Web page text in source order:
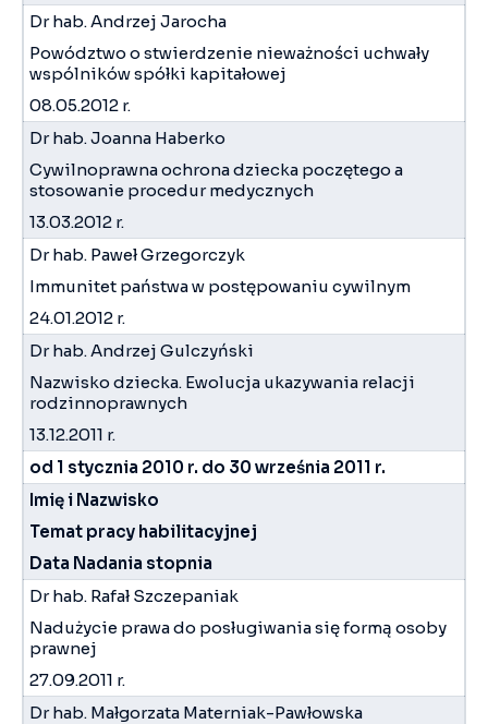
Dr hab. Andrzej Jarocha
Powództwo o stwierdzenie nieważności uchwały
wspólników spółki kapitałowej
08.05.2012 r.
Dr hab. Joanna Haberko
Cywilnoprawna ochrona dziecka poczętego a
stosowanie procedur medycznych
13.03.2012 r.
Dr hab. Paweł Grzegorczyk
Immunitet państwa w postępowaniu cywilnym
24.01.2012 r.
Dr hab. Andrzej Gulczyński
Nazwisko dziecka. Ewolucja ukazywania relacji
rodzinnoprawnych
13.12.2011 r.
od 1 stycznia 2010 r. do 30 września 2011 r.
Imię i Nazwisko
Temat pracy habilitacyjnej
Data Nadania stopnia
Dr hab. Rafał Szczepaniak
Nadużycie prawa do posługiwania się formą osoby
prawnej
27.09.2011 r.
Dr hab. Małgorzata Materniak-Pawłowska